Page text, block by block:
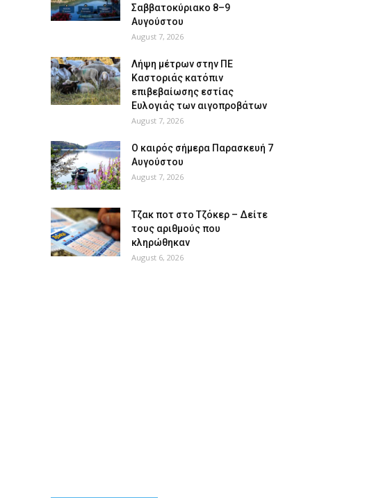
Σαββατοκύριακο 8–9
Αυγούστου
August 7, 2026
Λήψη μέτρων στην ΠΕ
Καστοριάς κατόπιν
επιβεβαίωσης εστίας
Ευλογιάς των αιγοπροβάτων
August 7, 2026
Ο καιρός σήμερα Παρασκευή 7
Αυγούστου
August 7, 2026
Tζακ ποτ στο Τζόκερ – Δείτε
τους αριθμούς που
κληρώθηκαν
August 6, 2026